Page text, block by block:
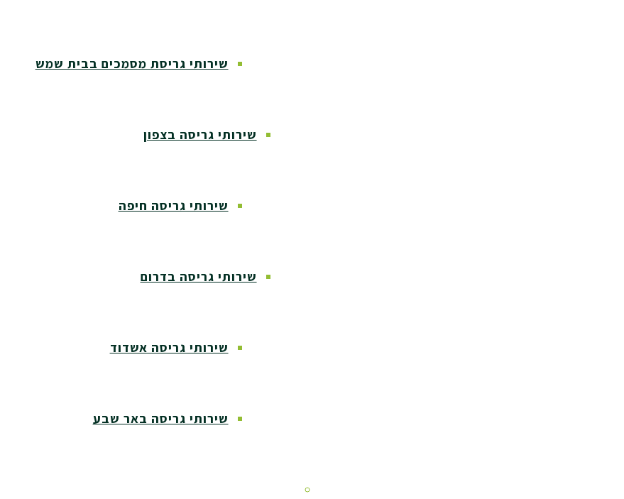
שירותי גריסת מסמכים בבית שמש
שירותי גריסה בצפון
שירותי גריסה חיפה
שירותי גריסה בדרום
שירותי גריסה אשדוד
שירותי גריסה באר שבע